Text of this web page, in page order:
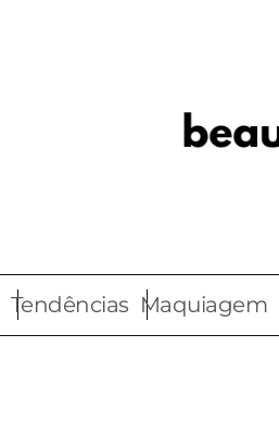
Tendências Maquiagem